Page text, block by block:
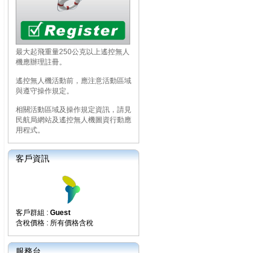
最大起飛重量250公克以上遙控無人
機應辦理註冊。
遙控無人機活動前，應注意活動區域
與遵守操作規定。
相關活動區域及操作規定資訊，請見
民航局網站及遙控無人機圖資行動應
用程式。
客戶資訊
客戶群組 : Guest
含稅價格 : 所有價格含稅